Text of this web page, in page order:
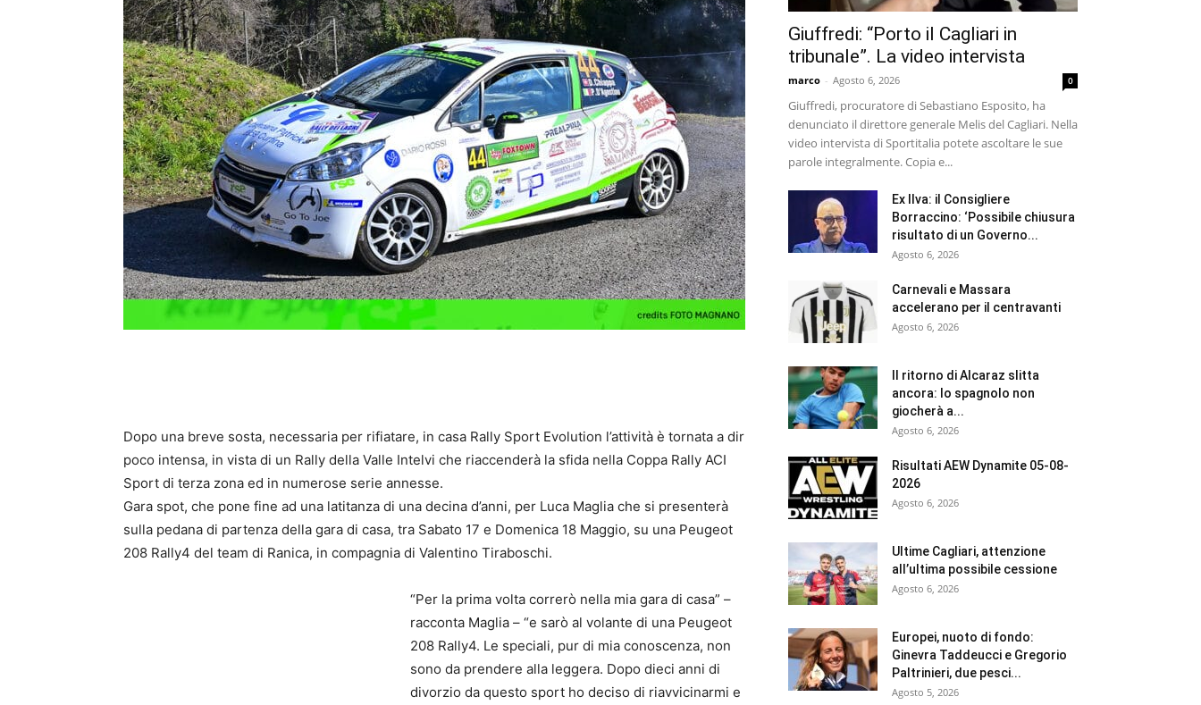
Dopo una breve sosta, necessaria per rifiatare, in casa Rally Sport Evolution l’attività è tornata a dir
poco intensa, in vista di un Rally della Valle Intelvi che riaccenderà la sfida nella Coppa Rally ACI
Sport di terza zona ed in numerose serie annesse.
Gara spot, che pone fine ad una latitanza di una decina d’anni, per Luca Maglia che si presenterà
sulla pedana di partenza della gara di casa, tra Sabato 17 e Domenica 18 Maggio, su una Peugeot
208 Rally4 del team di Ranica, in compagnia di Valentino Tiraboschi.
“Per la prima volta correrò nella mia gara di casa” –
racconta Maglia – “e sarò al volante di una Peugeot
208 Rally4. Le speciali, pur di mia conoscenza, non
sono da prendere alla leggera. Dopo dieci anni di
divorzio da questo sport ho deciso di riavvicinarmi e
Giuffredi: “Porto il Cagliari in
tribunale”. La video intervista
marco - Agosto 6, 2026 0
Giuffredi, procuratore di Sebastiano Esposito, ha
denunciato il direttore generale Melis del Cagliari. Nella
video intervista di Sportitalia potete ascoltare le sue
parole integralmente. Copia e...
Ex Ilva: il Consigliere
Borraccino: ‘Possibile chiusura
risultato di un Governo...
Agosto 6, 2026
Carnevali e Massara
accelerano per il centravanti
Agosto 6, 2026
Il ritorno di Alcaraz slitta
ancora: lo spagnolo non
giocherà a...
Agosto 6, 2026
Risultati AEW Dynamite 05-08-
2026
Agosto 6, 2026
Ultime Cagliari, attenzione
all’ultima possibile cessione
Agosto 6, 2026
Europei, nuoto di fondo:
Ginevra Taddeucci e Gregorio
Paltrinieri, due pesci...
Agosto 5, 2026